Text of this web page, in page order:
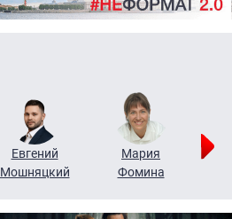
Евгений
Мошняцкий
Мария
Фомина